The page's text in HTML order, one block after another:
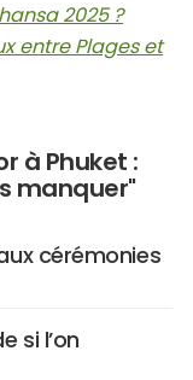
2025 ?
entre Plages et
à Phuket :
manquer"
cérémonies
si l’on